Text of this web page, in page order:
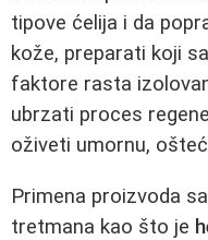
tipove ćelija i da
kože, preparati koji
faktore rasta
ubrzati proces
oživeti umornu,
Primena proizvoda sa
tretmana kao što je